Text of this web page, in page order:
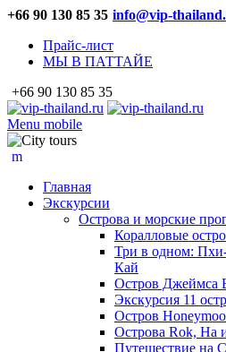
+66 90 130 85 35 info@vip-
Прайс-лист
МЫ В ПАТТАЙЕ
+66 90 130 85 35
Menu mobile
Главная
Экскурсии
Острова и морские
Коралловые
Три в одном:
Кай
Остров Джеймса
Экскурсия 11
Остров
Острова Rok, Ha
Путешествие на